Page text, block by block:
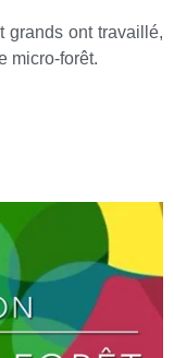
grands ont travaillé,
micro-forêt.